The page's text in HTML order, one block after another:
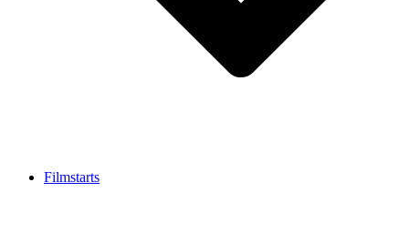
Filmstarts